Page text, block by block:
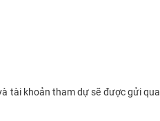
tài khoản tham dự sẽ được gửi